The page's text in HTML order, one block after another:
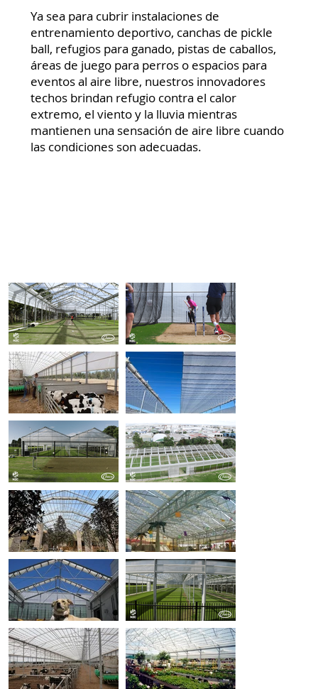
Ya sea para cubrir instalaciones de
entrenamiento deportivo, canchas de pickle
ball, refugios para ganado, pistas de caballos,
áreas de juego para perros o espacios para
eventos al aire libre, nuestros innovadores
techos brindan refugio contra el calor
extremo, el viento y la lluvia mientras
mantienen una sensación de aire libre cuando
las condiciones son adecuadas.